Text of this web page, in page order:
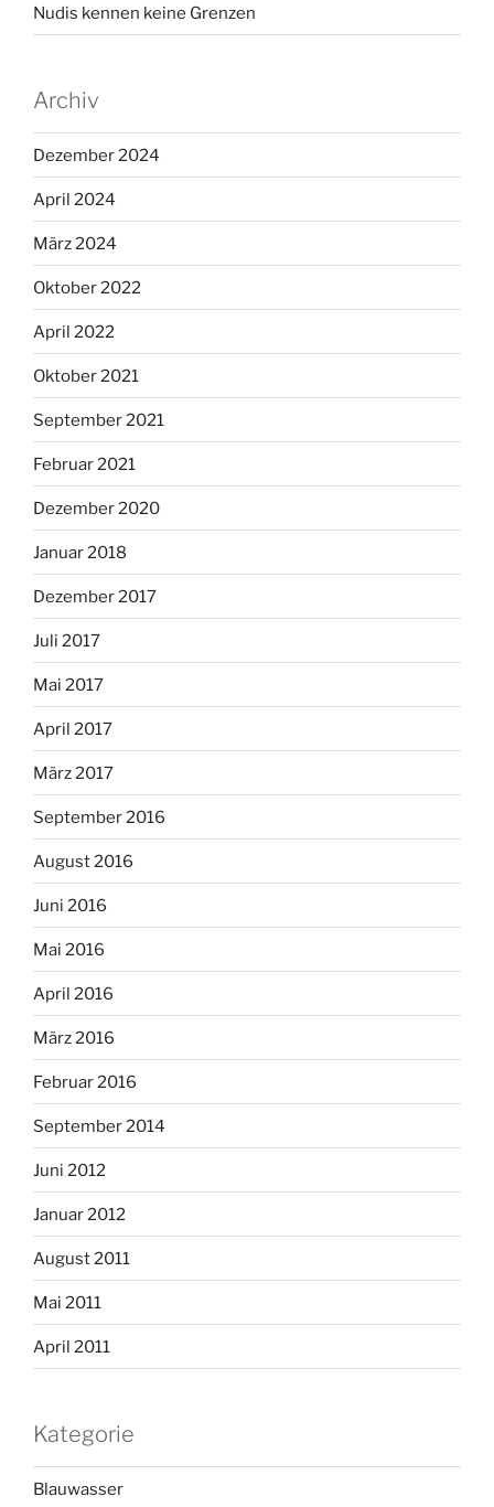
Nudis kennen keine Grenzen
Archiv
Dezember 2024
April 2024
März 2024
Oktober 2022
April 2022
Oktober 2021
September 2021
Februar 2021
Dezember 2020
Januar 2018
Dezember 2017
Juli 2017
Mai 2017
April 2017
März 2017
September 2016
August 2016
Juni 2016
Mai 2016
April 2016
März 2016
Februar 2016
September 2014
Juni 2012
Januar 2012
August 2011
Mai 2011
April 2011
Kategorie
Blauwasser